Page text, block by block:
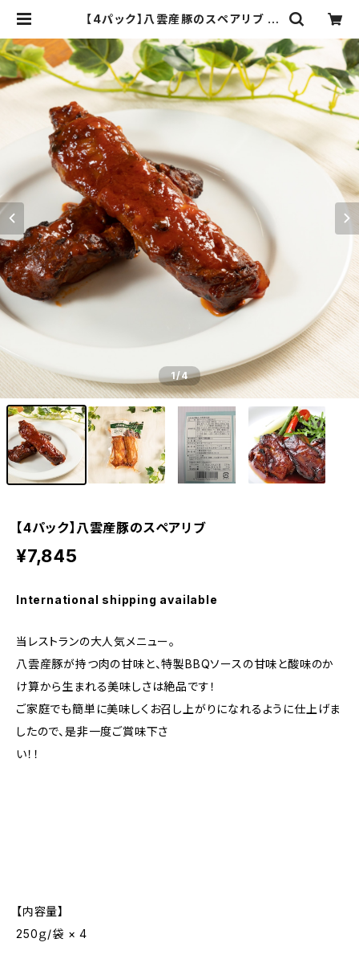
【4パック】八雲産豚のスペアリブ |
ストラン ハーベスター八雲
1/4
【4パック】八雲産豚のスペアリブ
¥7,845
International shipping available
当レストランの大人気メニュー。
八雲産豚が持つ肉の甘味と、特製BBQソースの甘味と酸味のか
け算から生まれる美味しさは絶品です！
ご家庭でも簡単に美味しくお召し上がりになれるように仕上げま
したので、是非一度ご賞味下さ
い！！
【内容量】
250ｇ/袋 × 4